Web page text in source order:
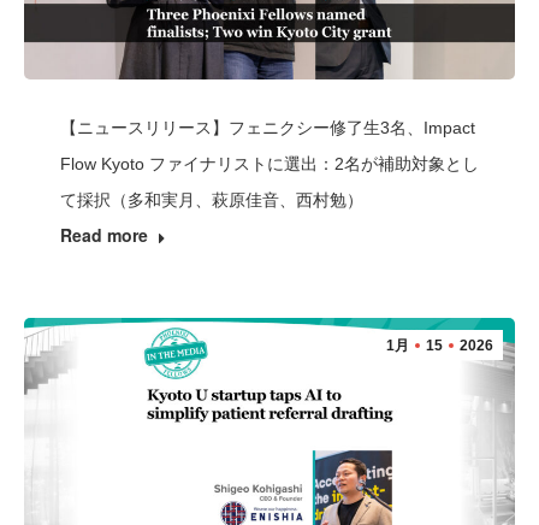
【ニュースリリース】フェニクシー修了生3名、Impact
Flow Kyoto ファイナリストに選出：2名が補助対象とし
て採択（多和実月、萩原佳音、西村勉）
Read more
1月 15 2026